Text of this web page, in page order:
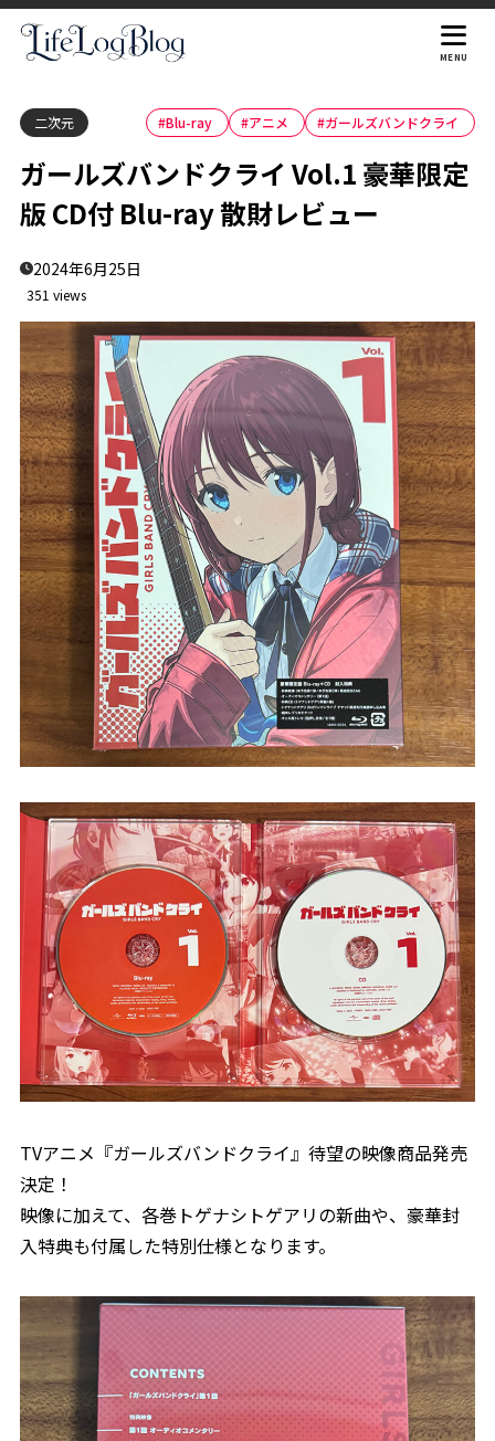
MENU
二次元 #Blu-ray #アニメ #ガールズバンドクライ
ガールズバンドクライ Vol.1 豪華限定
版 CD付 Blu-ray 散財レビュー
2024年6月25日
351 views
TVアニメ『ガールズバンドクライ』待望の映像商品発売
決定！
映像に加えて、各巻トゲナシトゲアリの新曲や、豪華封
入特典も付属した特別仕様となります。